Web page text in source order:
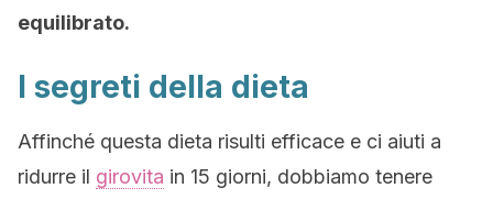
equilibrato.
I segreti della dieta
Affinché questa dieta risulti efficace e ci aiuti a
ridurre il girovita in 15 giorni, dobbiamo tenere